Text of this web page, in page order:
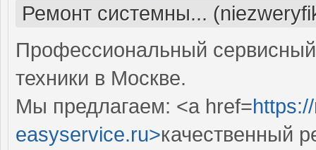
Ремонт системны...
Профессиональный
техники в Москве.
Мы предлагаем: <a href=
easyservice.ru>качественный